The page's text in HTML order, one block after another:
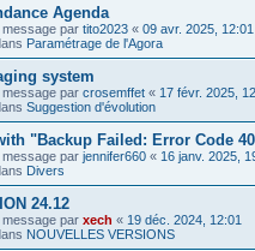
Agenda
message par tito2023 « 09 avr. 2025, 12:01
Paramétrage de l'Agora
system
message par crosemffet « 17 févr. 2025,
Suggestion d'évolution
"Backup Failed: Error Code
message par jennifer660 « 16 janv. 2025,
Divers
24.12
message par xech « 19 déc. 2024, 12:01
NOUVELLES VERSIONS